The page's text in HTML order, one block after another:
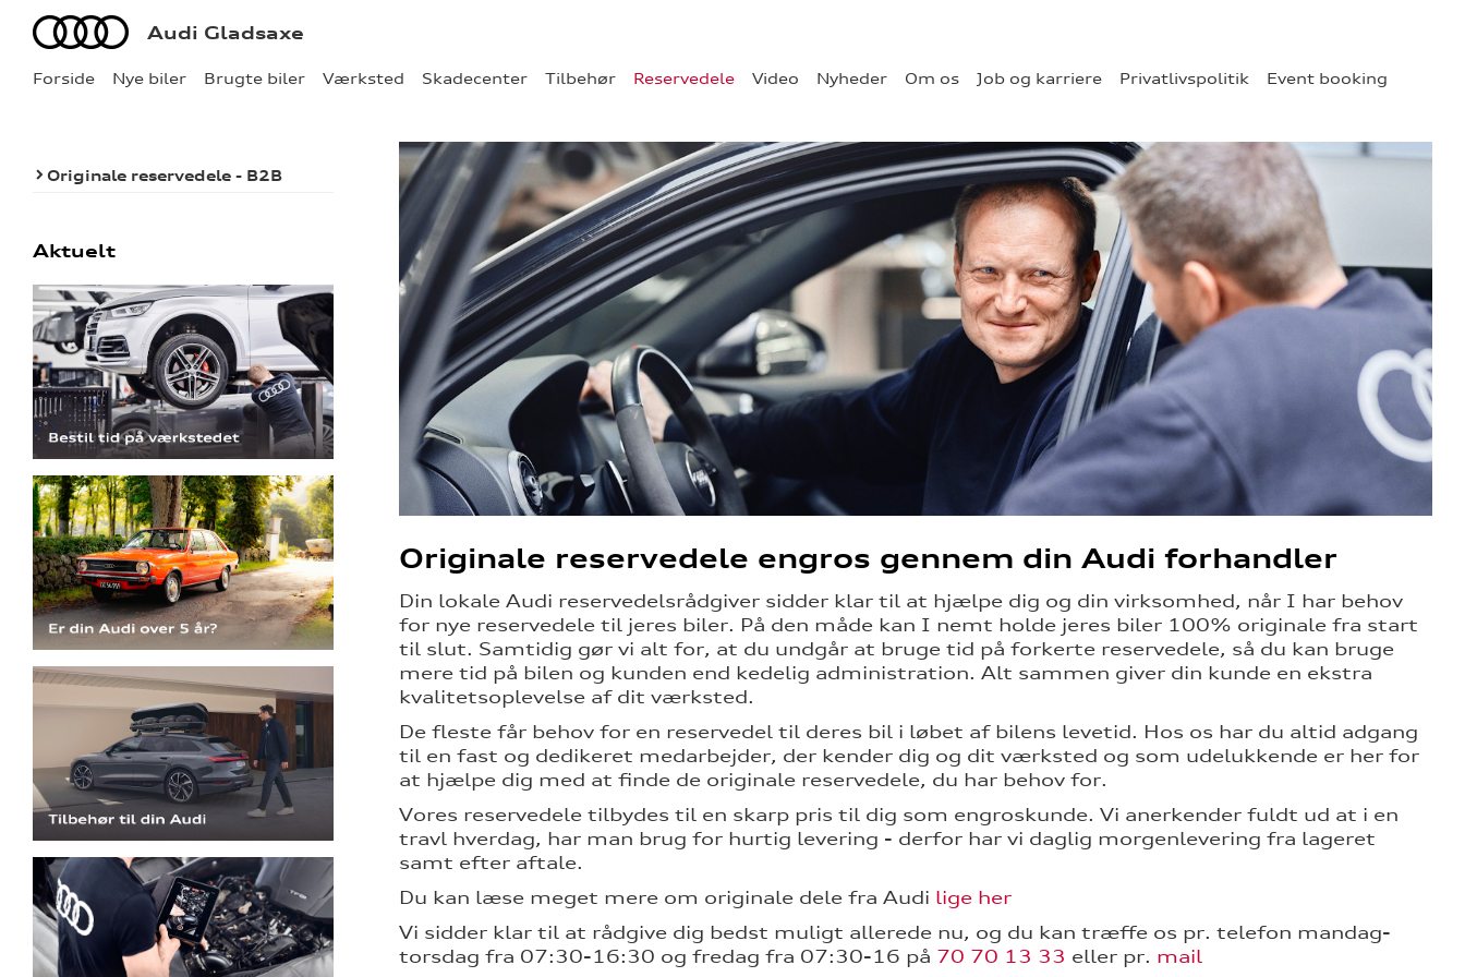
Forside Nye biler Brugte biler Værksted Skadecenter Tilbehør Reservedele Video Nyheder Om os Job og karriere Privatlivspolitik Event booking
Audi Audi Gladsaxe
Originale reservedele - B2B
Aktuelt
Originale reservedele engros gennem din Audi forhandler
Din lokale Audi reservedelsrådgiver sidder klar til at hjælpe dig og din virksomhed, når I har behov
for nye reservedele til jeres biler. På den måde kan I nemt holde jeres biler 100% originale fra start
til slut. Samtidig gør vi alt for, at du undgår at bruge tid på forkerte reservedele, så du kan bruge
mere tid på bilen og kunden end kedelig administration. Alt sammen giver din kunde en ekstra
kvalitetsoplevelse af dit værksted.
De fleste får behov for en reservedel til deres bil i løbet af bilens levetid. Hos os har du altid adgang
til en fast og dedikeret medarbejder, der kender dig og dit værksted og som udelukkende er her for
at hjælpe dig med at finde de originale reservedele, du har behov for.
Vores reservedele tilbydes til en skarp pris til dig som engroskunde. Vi anerkender fuldt ud at i en
travl hverdag, har man brug for hurtig levering - derfor har vi daglig morgenlevering fra lageret
samt efter aftale.
Du kan læse meget mere om originale dele fra Audi lige her
Vi sidder klar til at rådgive dig bedst muligt allerede nu, og du kan træffe os pr. telefon mandag-
torsdag fra 07:30-16:30 og fredag fra 07:30-16 på 70 70 13 33 eller pr. mail